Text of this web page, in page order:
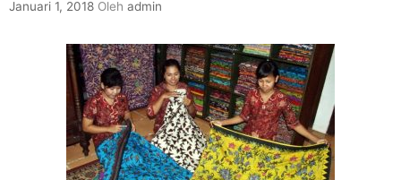
Januari 1, 2018 Oleh admin